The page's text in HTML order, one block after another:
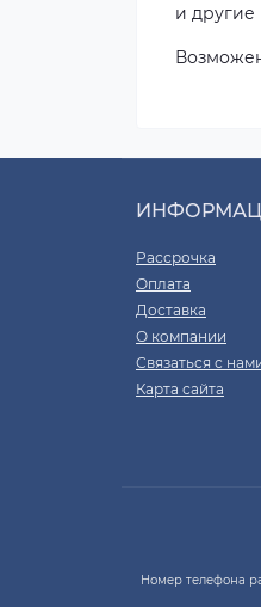
и другие
Рассрочка
Оплата
Доставка
О компании
Связаться с
Карта сайта
Номер телефона